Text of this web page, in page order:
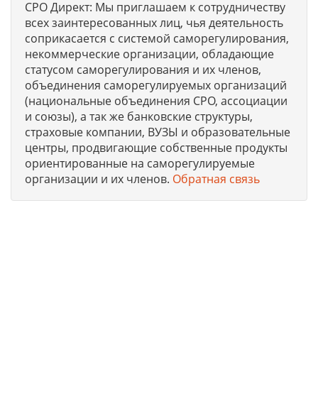
СРО Директ: Мы приглашаем к сотрудничеству
всех заинтересованных лиц, чья деятельность
соприкасается с системой саморегулирования,
некоммерческие организации, обладающие
статусом саморегулирования и их членов,
объединения саморегулируемых организаций
(национальные объединения СРО, ассоциации
и союзы), а так же банковские структуры,
страховые компании, ВУЗЫ и образовательные
центры, продвигающие собственные продукты
ориентированные на саморегулируемые
организации и их членов. Обратная связь